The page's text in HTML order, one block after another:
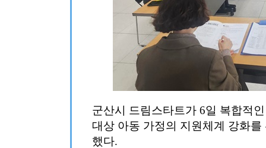
군산시 드림스타트가 6일 복합적
대상 아동 가정의 지원체계 강화
했다.